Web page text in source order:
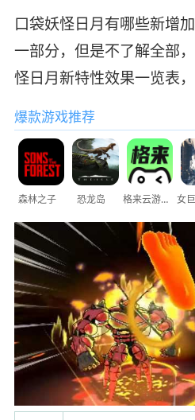
口袋妖怪日月有哪些新增
一部分，但是不了解全部
怪日月新特性效果一览表
爆款游戏推荐
森林之子 恐龙岛 格来云游戏